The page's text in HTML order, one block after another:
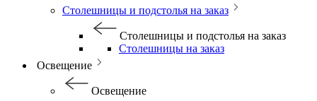
Столешницы и подстолья на заказ
Столешницы и подстолья на заказ
Столешницы на заказ
Освещение
Освещение